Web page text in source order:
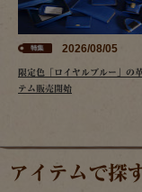
2026/08/05
限定色「ロイヤルブルー」の
テム販売開始
アイテムで探